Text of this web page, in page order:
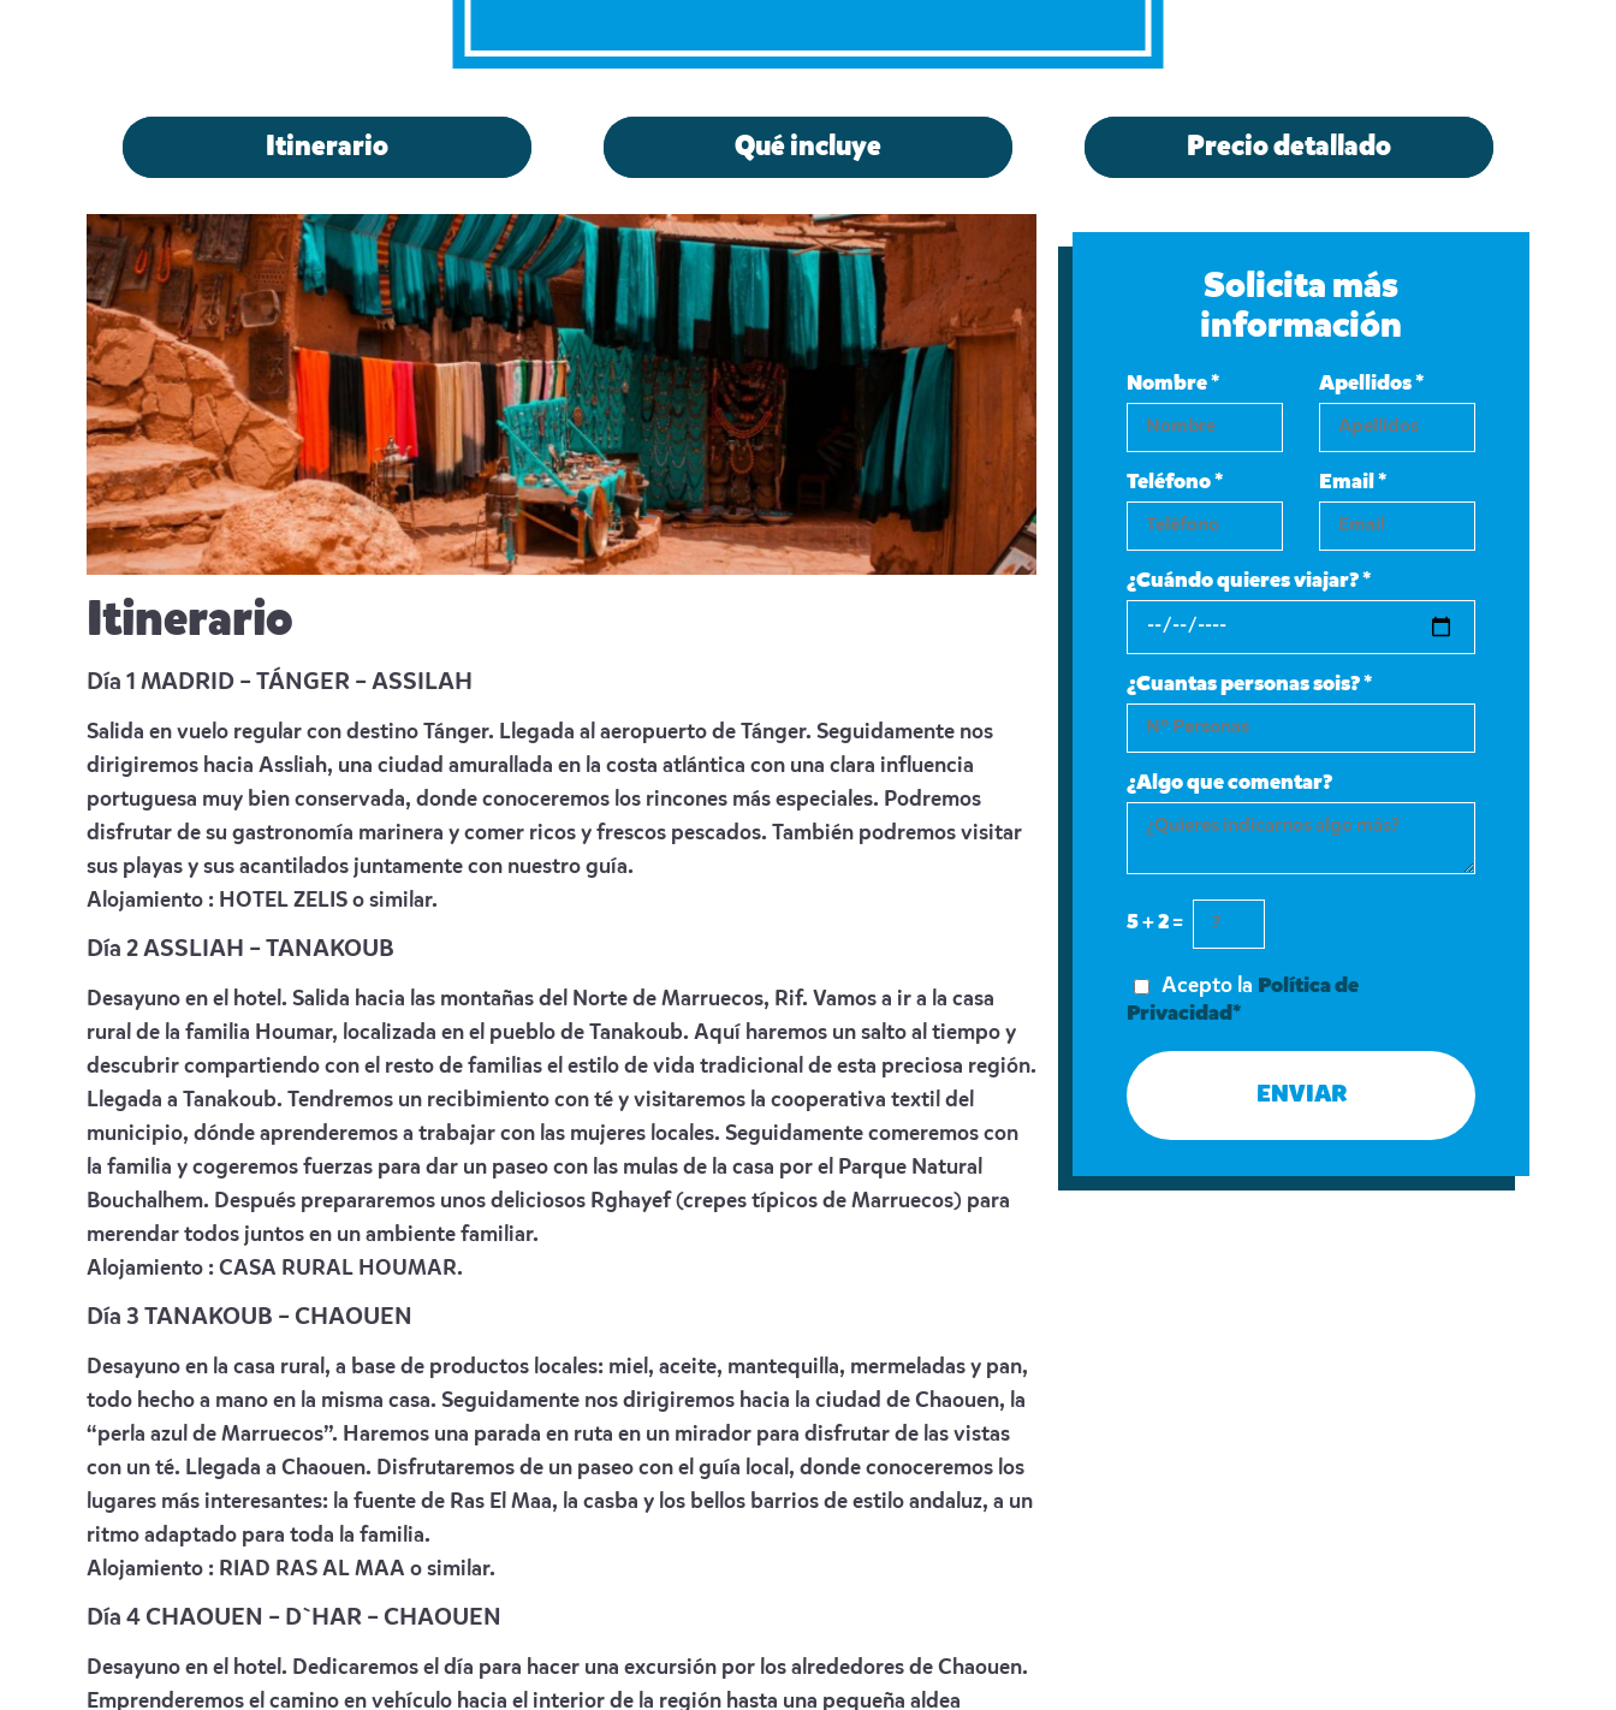
Itinerario Qué incluye Precio detallado
Itinerario
Día 1 MADRID – TÁNGER – ASSILAH
Salida en vuelo regular con destino Tánger. Llegada al aeropuerto de Tánger. Seguidamente nos
dirigiremos hacia Assliah, una ciudad amurallada en la costa atlántica con una clara influencia
portuguesa muy bien conservada, donde conoceremos los rincones más especiales. Podremos
disfrutar de su gastronomía marinera y comer ricos y frescos pescados. También podremos visitar
sus playas y sus acantilados juntamente con nuestro guía.
Alojamiento : HOTEL ZELIS o similar.
Día 2 ASSLIAH – TANAKOUB
Desayuno en el hotel. Salida hacia las montañas del Norte de Marruecos, Rif. Vamos a ir a la casa
rural de la familia Houmar, localizada en el pueblo de Tanakoub. Aquí haremos un salto al tiempo y
descubrir compartiendo con el resto de familias el estilo de vida tradicional de esta preciosa región.
Llegada a Tanakoub. Tendremos un recibimiento con té y visitaremos la cooperativa textil del
municipio, dónde aprenderemos a trabajar con las mujeres locales. Seguidamente comeremos con
la familia y cogeremos fuerzas para dar un paseo con las mulas de la casa por el Parque Natural
Bouchalhem. Después prepararemos unos deliciosos Rghayef (crepes típicos de Marruecos) para
merendar todos juntos en un ambiente familiar.
Alojamiento : CASA RURAL HOUMAR.
Día 3 TANAKOUB – CHAOUEN
Desayuno en la casa rural, a base de productos locales: miel, aceite, mantequilla, mermeladas y pan,
todo hecho a mano en la misma casa. Seguidamente nos dirigiremos hacia la ciudad de Chaouen, la
“perla azul de Marruecos”. Haremos una parada en ruta en un mirador para disfrutar de las vistas
con un té. Llegada a Chaouen. Disfrutaremos de un paseo con el guía local, donde conoceremos los
lugares más interesantes: la fuente de Ras El Maa, la casba y los bellos barrios de estilo andaluz, a un
ritmo adaptado para toda la familia.
Alojamiento : RIAD RAS AL MAA o similar.
Día 4 CHAOUEN – D`HAR – CHAOUEN
Desayuno en el hotel. Dedicaremos el día para hacer una excursión por los alrededores de Chaouen.
Emprenderemos el camino en vehículo hacia el interior de la región hasta una pequeña aldea
Solicita más
información
Nombre * Apellidos *
Teléfono * Email *
¿Cuándo quieres viajar? *
¿Cuantas personas sois? *
¿Algo que comentar?
5 + 2 =
Acepto la Política de
Privacidad*
ENVIAR